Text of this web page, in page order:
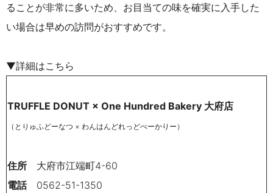
ることが非常に多いため、お目当ての味を確実に入手した
い場合は早めの訪問がおすすめです。
▼詳細はこちら
TRUFFLE DONUT × One Hundred Bakery 大府店
（とりゅふどーなつ × わんはんどれっどべーかりー）
住所 大府市江端町4-60
電話0562-51-1350